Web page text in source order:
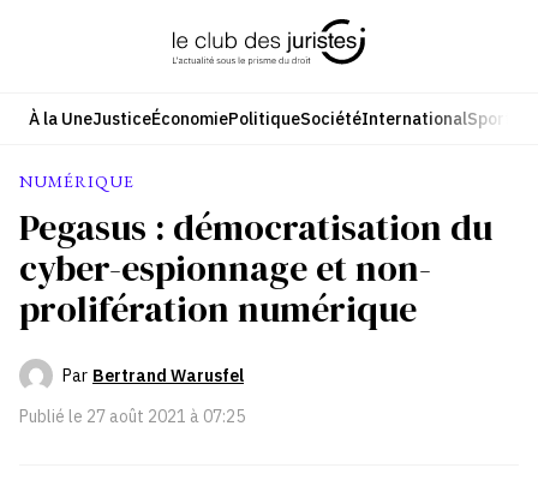
À la UneJusticeÉconomiePolitiqueSociétéInternationalSport
NUMÉRIQUE
Pegasus : démocratisation du
cyber-espionnage et non-
prolifération numérique
Par Bertrand Warusfel
Publié le 27 août 2021 à 07:25